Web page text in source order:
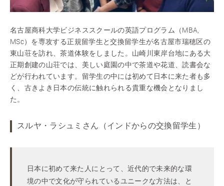
名古屋商科大学ビジネススクールの英語プログラム（MBA,
MSc）を専攻する正規留学生と交換留学生が名古屋市瑞穂区の
東山荘を訪れ、茶道体験をしました。山崎川東岸台地にある大
正期創建の山荘では、美しい庭園の中で茶道や花道、読書会な
どが行われています。留学生の中には初めて日本に来た者も多
く、古きよき日本の伝統に触れられる貴重な機会となりまし
た。
スルヤ・ラシュミさん（インドからの交換留学生）
日本に初めて来た人にとって、近代的で未来的な環
境の中で文化が守られているユニークな方法は、と